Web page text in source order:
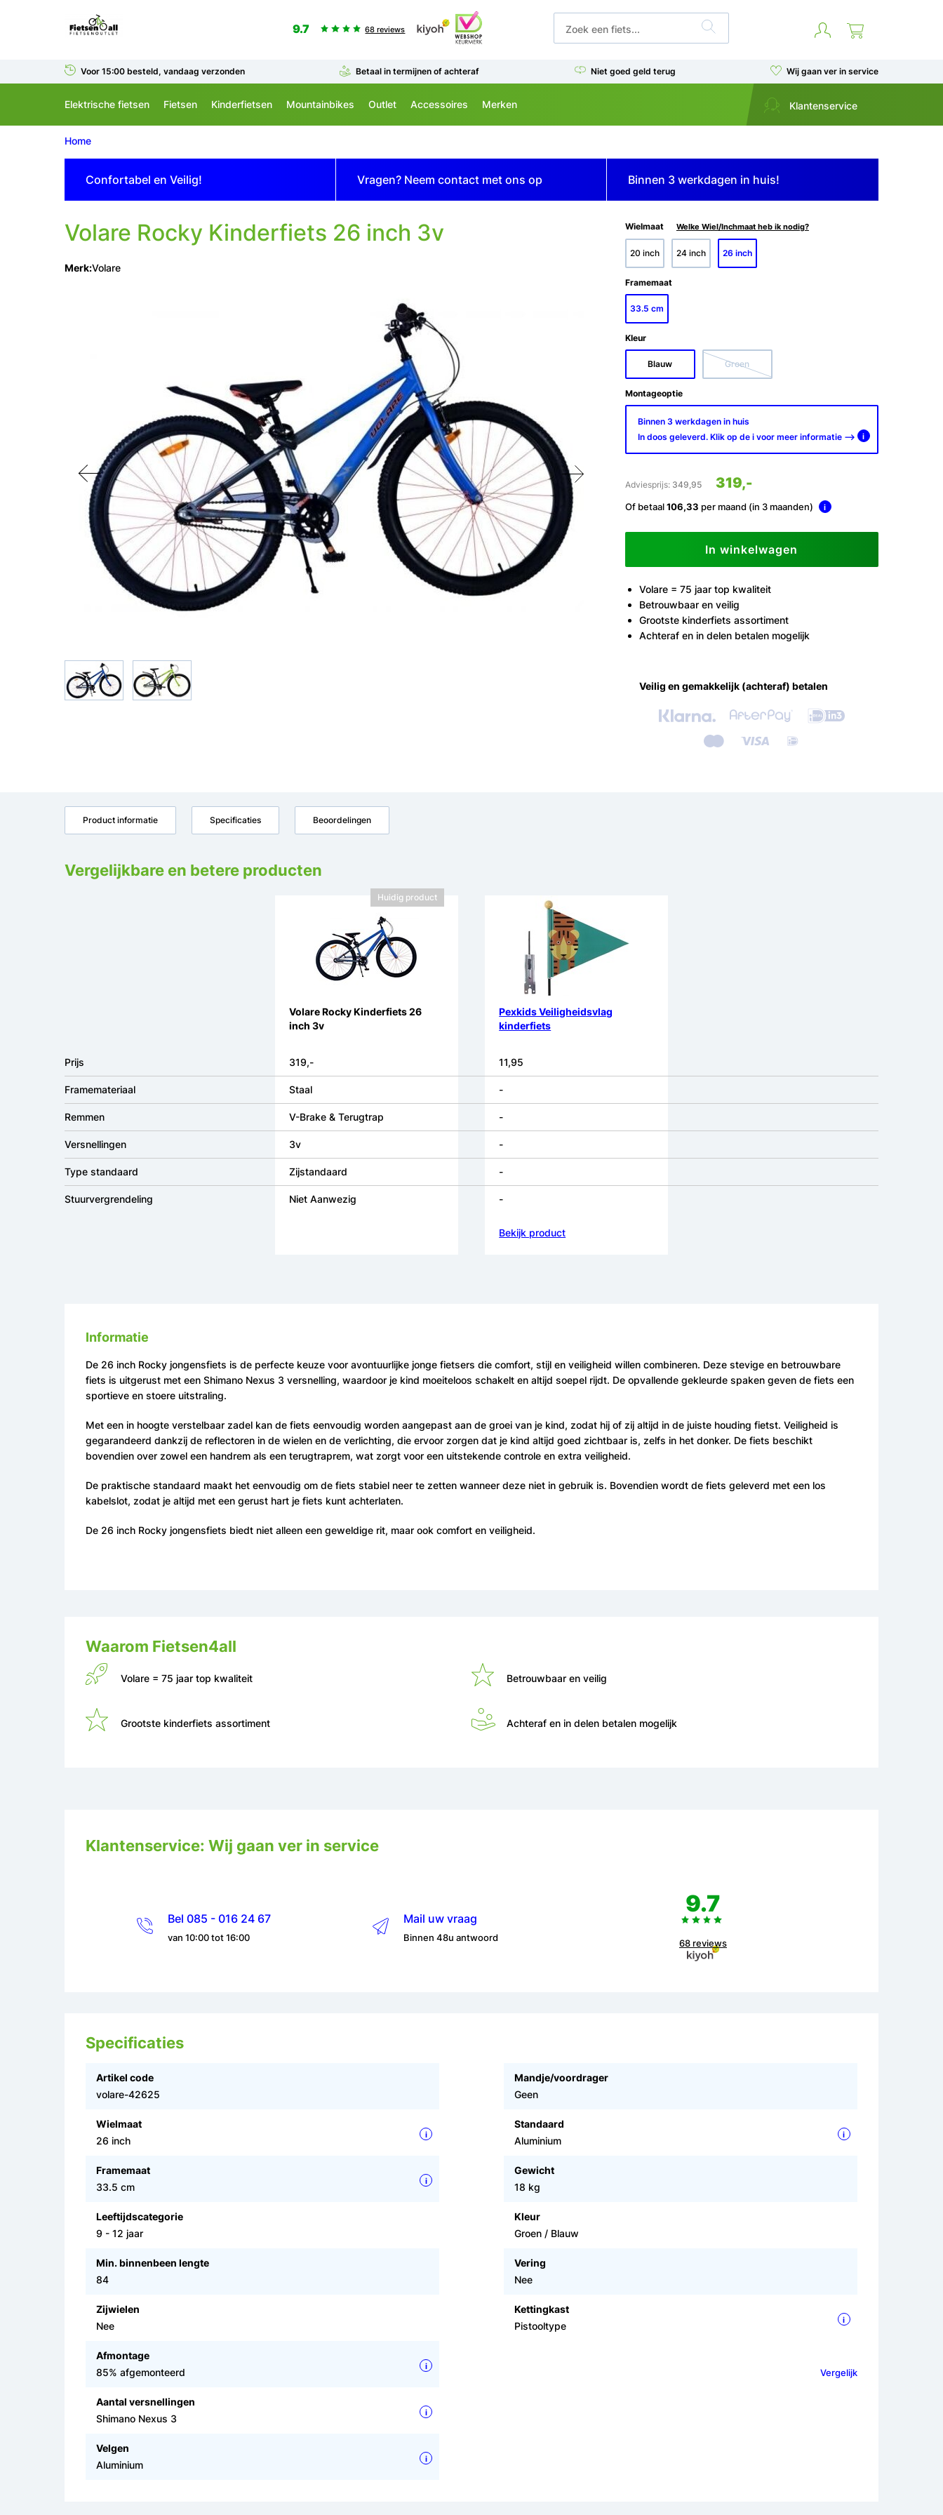
9.7 68 reviews
Voor 15:00 besteld, vandaag verzonden Betaal in termijnen of achteraf Niet goed geld terug Wij gaan ver in service
Elektrische fietsen Fietsen Kinderfietsen Mountainbikes Outlet Accessoires Merken Klantenservice
Home
Confortabel en Veilig! Vragen? Neem contact met ons op Binnen 3 werkdagen in huis!
Volare Rocky Kinderfiets 26 inch 3v
Merk:Volare
Wielmaat Welke Wiel/Inchmaat heb ik nodig?
20 inch 24 inch 26 inch
Framemaat
33.5 cm
Kleur
Blauw Groen
Montageoptie
Binnen 3 werkdagen in huis
In doos geleverd. Klik op de i voor meer informatie -->
i
Adviesprijs: 349,95 319,-
Of betaal106,33 per maand (in 3 maanden) i
In winkelwagen
Volare = 75 jaar top kwaliteit
Betrouwbaar en veilig
Grootste kinderfiets assortiment
Achteraf en in delen betalen mogelijk
Veilig en gemakkelijk (achteraf) betalen
Product informatie Specificaties Beoordelingen
Vergelijkbare en betere producten
Huidig product
Volare Rocky Kinderfiets 26
inch 3v
Prijs 319,-
Framemateriaal Staal
Remmen V-Brake & Terugtrap
Versnellingen 3v
Type standaard Zijstandaard
Stuurvergrendeling Niet Aanwezig
Pexkids Veiligheidsvlag
kinderfiets
11,95
-
-
-
-
-
Bekijk product
Waarom Fietsen4all
Volare = 75 jaar top kwaliteit Betrouwbaar en veilig
Grootste kinderfiets assortiment Achteraf en in delen betalen mogelijk
Informatie
De 26 inch Rocky jongensfiets is de perfecte keuze voor avontuurlijke jonge fietsers die comfort, stijl en veiligheid willen combineren. Deze stevige en betrouwbare
fiets is uitgerust met een Shimano Nexus 3 versnelling, waardoor je kind moeiteloos schakelt en altijd soepel rijdt. De opvallende gekleurde spaken geven de fiets een
sportieve en stoere uitstraling.
Met een in hoogte verstelbaar zadel kan de fiets eenvoudig worden aangepast aan de groei van je kind, zodat hij of zij altijd in de juiste houding fietst. Veiligheid is
gegarandeerd dankzij de reflectoren in de wielen en de verlichting, die ervoor zorgen dat je kind altijd goed zichtbaar is, zelfs in het donker. De fiets beschikt
bovendien over zowel een handrem als een terugtraprem, wat zorgt voor een uitstekende controle en extra veiligheid.
De praktische standaard maakt het eenvoudig om de fiets stabiel neer te zetten wanneer deze niet in gebruik is. Bovendien wordt de fiets geleverd met een los
kabelslot, zodat je altijd met een gerust hart je fiets kunt achterlaten.
De 26 inch Rocky jongensfiets biedt niet alleen een geweldige rit, maar ook comfort en veiligheid.
Klantenservice: Wij gaan ver in service
Bel 085 - 016 24 67
van 10:00 tot 16:00
Mail uw vraag
Binnen 48u antwoord
9.7
68 reviews
Specificaties
Artikel code
volare-42625
Wielmaat
26 inch
i
Framemaat
33.5 cm
i
Leeftijdscategorie
9 - 12 jaar
Min. binnenbeen lengte
84
Zijwielen
Nee
Afmontage
85% afgemonteerd
i
Aantal versnellingen
Shimano Nexus 3
i
Velgen
Aluminium
i
Mandje/voordrager
Geen
Standaard
Aluminium
i
Gewicht
18 kg
Kleur
Groen / Blauw
Vering
Nee
Kettingkast
Pistooltype
i
Vergelijk